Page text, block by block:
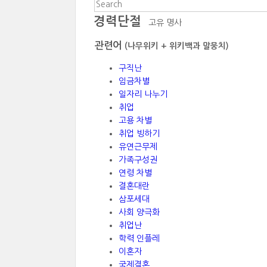
경력단절 고유 명사
관련어 (나무위키 + 위키백과 말뭉치)
구직난
임금차별
일자리 나누기
취업
고용 차별
취업 빙하기
유연근무제
가족구성권
연령 차별
결혼대란
삼포세대
사회 양극화
취업난
학력 인플레
이혼자
국제결혼